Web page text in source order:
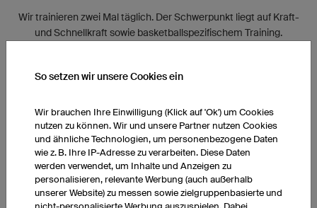
Wir trainieren zwei Mal täglich. Der Schwerpunkt liegt auf Kraft-
und Schnellkraft sowie basketballspezifischem Training.
noch.
WIE MOTIVIERT IHR EUCH VOR DEM SPIEL?
Jeder hat seine eigene Routine. Viele Spieler motivieren sich
vorher selbst mit Musik.
So setzen wir unsere Cookies ein
Wir brauchen Ihre Einwilligung (Klick auf 'Ok') um Cookies
nutzen zu können. Wir und unsere Partner nutzen Cookies
und ähnliche Technologien, um personenbezogene Daten
wie z. B. Ihre IP-Adresse zu verarbeiten. Diese Daten
werden verwendet, um Inhalte und Anzeigen zu
personalisieren, relevante Werbung (auch außerhalb
unserer Website) zu messen sowie zielgruppenbasierte und